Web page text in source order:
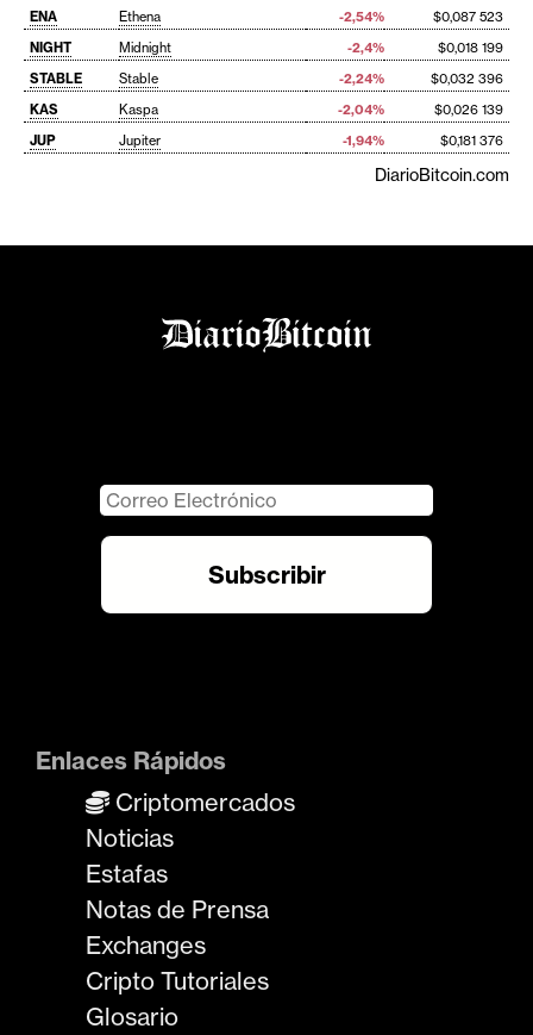
ENA Ethena -2,54%
$0,087 523
NIGHT
Midnight -2,4%
$0,018 199
STABLE
Stable -2,24%
$0,032 396
KAS
Kaspa -2,04%
$0,026 139
JUP
Jupiter -1,94% $0,181 376
DiarioBitcoin.com
Enlaces Rápidos
Criptomercados
Noticias
Estafas
Notas de Prensa
Exchanges
Cripto Tutoriales
Glosario